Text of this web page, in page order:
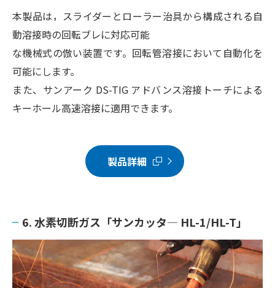
本製品は，スライダーとローラー治具から構成される自
動溶接時の回転ブレに対応可能
な機械式の倣い装置です。回転管溶接において自動化を
可能にします。
また、サンアーク DS-TIG アドバンス溶接トーチによる
キーホール高速溶接に適用できます。
製品詳細
6. 水素切断ガス「サンカッタ― HL-1/HL-T」